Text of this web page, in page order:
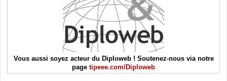
Vous aussi soyez acteur du Diploweb ! Soutenez-nous via notre
page tipeee.com/Diploweb